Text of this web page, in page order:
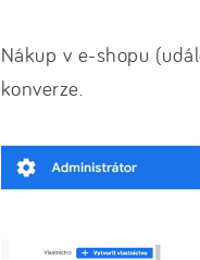
Nákup v e-shopu
konverze.